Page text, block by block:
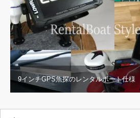
9インチGPS魚探のレンタルボート仕様